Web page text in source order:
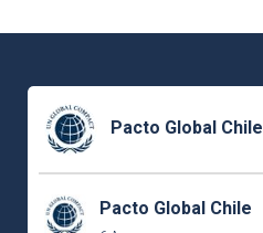
Pacto Global Chile
Pacto Global Chile